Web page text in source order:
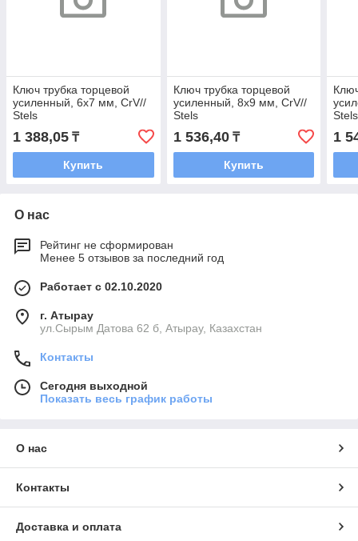
Ключ трубка торцевой
усиленный, 6х7 мм, CrV//
Stels
1 388,05 ₸
Купить
Ключ трубка торцевой
усиленный, 8х9 мм, CrV//
Stels
1 536,40₸
Купить
Stels
1
О нас
Рейтинг не сформирован
Менее 5 отзывов за последний год
Работает с 02.10.2020
г. Атырау
ул.Сырым Датова 62 б, Атырау, Казахстан
Контакты
Сегодня выходной
Показать весь график работы
О нас
Контакты
Доставка и оплата